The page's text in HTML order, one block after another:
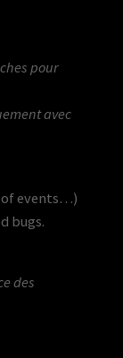
pour
avec
of events…)
bugs.
des